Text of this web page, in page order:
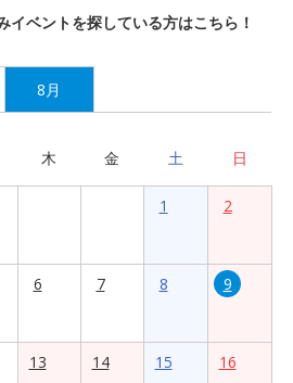
イベントを探している方はこちら！
8月
木 金 土 日
1 2
6 7 8 9
13
14
15
16